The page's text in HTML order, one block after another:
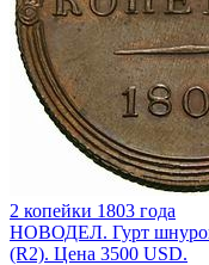
2 копейки 1803 года
НОВОДЕЛ. Гурт
(R2). Цена 3500 USD.